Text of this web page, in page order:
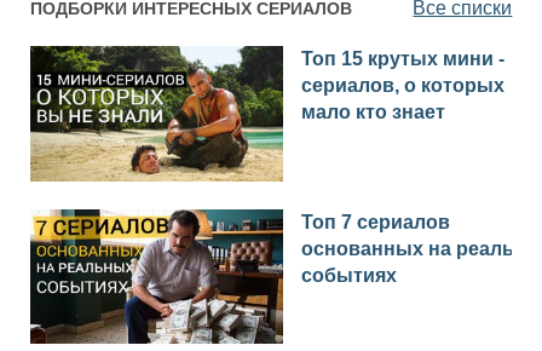
ПОДБОРКИ ИНТЕРЕСНЫХ СЕРИАЛОВ Все списки
Топ 15 крутых мини -
сериалов, о которых
мало кто знает
Топ 7 сериалов
основанных на
событиях